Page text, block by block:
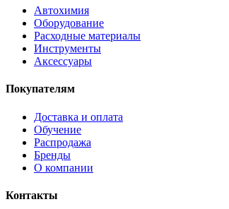
Автохимия
Оборудование
Расходные материалы
Инструменты
Аксессуары
Покупателям
Доставка и оплата
Обучение
Распродажа
Бренды
О компании
Контакты